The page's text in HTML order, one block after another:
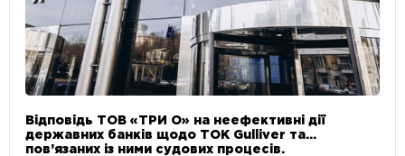
Відповідь ТОВ «ТРИ О» на неефективні дії
державних банків щодо ТОК Gulliver та
пов’язаних із ними судових процесів.